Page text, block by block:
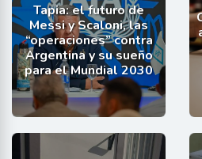
Tapia: el futuro de
Messi y Scaloni, las
“operaciones” contra
Argentina y su sueño
para el Mundial 2030